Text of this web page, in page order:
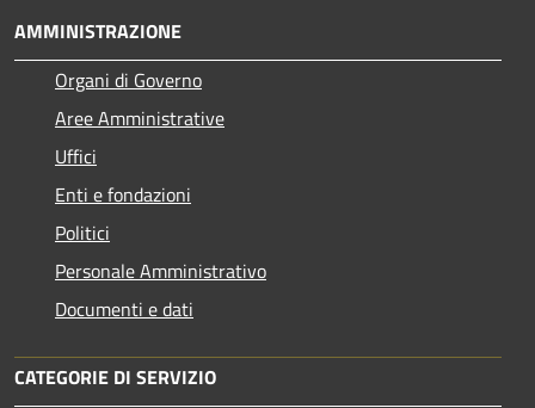
AMMINISTRAZIONE
Organi di Governo
Aree Amministrative
Uffici
Enti e fondazioni
Politici
Personale Amministrativo
Documenti e dati
CATEGORIE DI SERVIZIO